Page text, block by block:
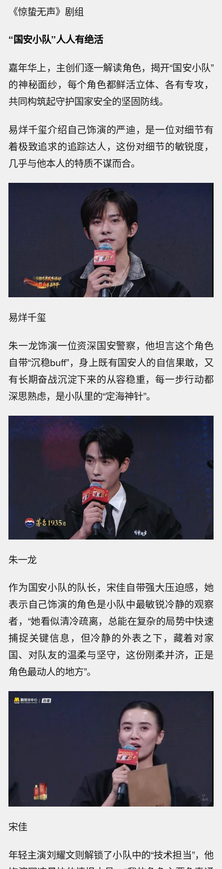
《惊蛰无声》剧组
“国安小队”人人有绝活
嘉年华上，主创们逐一解读角色，揭开“国安小队”
的神秘面纱，每个角色都鲜活立体、各有专攻，
共同构筑起守护国家安全的坚固防线。
易烊千玺介绍自己饰演的严迪，是一位对细节有
着极致追求的追踪达人，这份对细节的敏锐度，
几乎与他本人的特质不谋而合。
易烊千玺
朱一龙饰演一位资深国安警察，他坦言这个角色
自带“沉稳buff”，身上既有国安人的自信果敢，又
有长期奋战沉淀下来的从容稳重，每一步行动都
深思熟虑，是小队里的“定海神针”。
朱一龙
作为国安小队的队长，宋佳自带强大压迫感，她
表示自己饰演的角色是小队中最敏锐冷静的观察
者，“她看似清冷疏离，总能在复杂的局势中快速
捕捉关键信息，但冷静的外表之下，藏着对家
国、对队友的温柔与坚守，这份刚柔并济，正是
角色最动人的地方”。
宋佳
年轻主演刘耀文则解锁了小队中的“技术担当”，他